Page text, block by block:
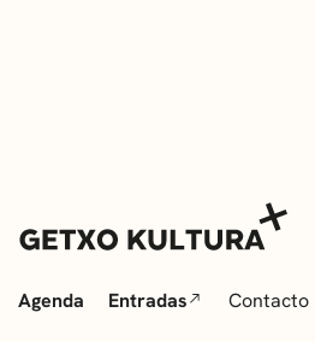
Agenda Entradas Contacto